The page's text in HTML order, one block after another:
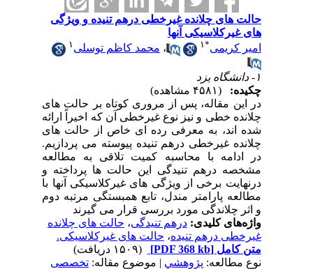
حالت های چلانده غیرخطی درهم تنیده و ویژگی
های غیرکلاسیکی آنها
امیر کریمی
۱ ،محمد کاظم توسلی
چکیده:
در این مقاله، پس از مروری کوتاه بر حالت های
چلانده خطی و نیز نوع غیرخطی آن که اخیراً ارائه
شده اند، به معرفی رده ای خاص از حالت های
چلانده غیرخطی درهم تنیده پیوسته می پردازیم.
در ادامه با محاسبه کمیت تلاقی به مطالعه
مشخصه درهم تنیدگی این حالت ها پرداخته و
درنهایت برخی از ویژگی های غیرکلاسیکی آنها با
مطالعه پارامتر مندل، تابع همبستگی مرتبه دوم
و اثر چلاندگی مورد بررسی قرار می گیرند
واژه‌های کلیدی:درهم تنیدگی،حالت های چلانده
غیرخطی درهم تنیده،حالت های غیرکلاسیکی.
متن کامل[PDF 368 kb]
نوع مطالعه:پژوهشي| موضوع مقاله:تخصصی